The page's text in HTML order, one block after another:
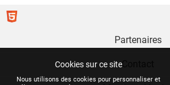
Cookies sur ce site
Nous utilisons des cookies pour personnaliser et
Partenaires
Contact